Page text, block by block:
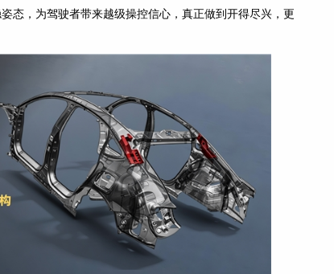
态，为驾驶者带来越级操控信心，真正做到开得尽兴，更